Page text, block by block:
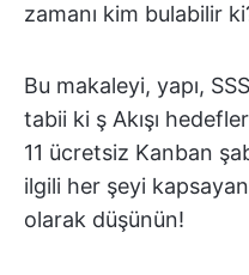
zamanı kim bulabilir
Bu makaleyi, yapı,
tabii ki ş Akışı
11 ücretsiz Kanban
ilgili her şeyi kapsayan
olarak düşünün!